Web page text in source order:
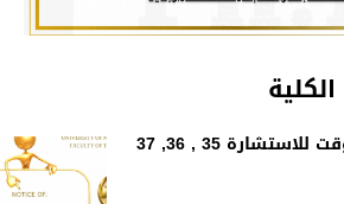
إعلان عن المنح المؤقت للاستشارة 35 , 36, 37